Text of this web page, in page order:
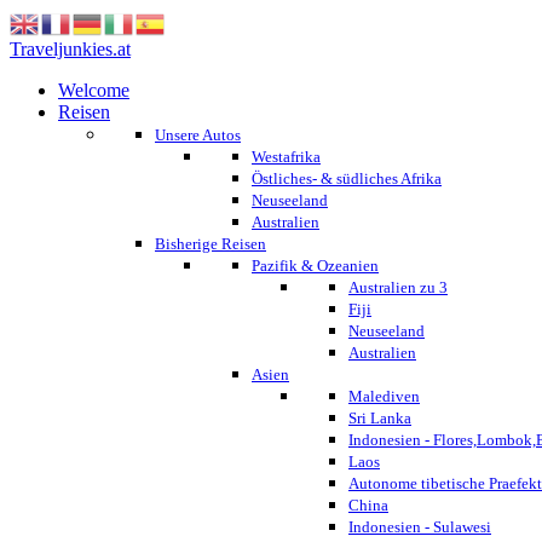
Traveljunkies.at
Welcome
Reisen
Unsere Autos
Westafrika
Östliches- & südliches Afrika
Neuseeland
Australien
Bisherige Reisen
Pazifik & Ozeanien
Australien zu 3
Fiji
Neuseeland
Australien
Asien
Malediven
Sri Lanka
Indonesien -
Laos
Autonome tibetische
China
Indonesien - Sulawesi